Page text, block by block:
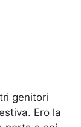
genitori
Ero la